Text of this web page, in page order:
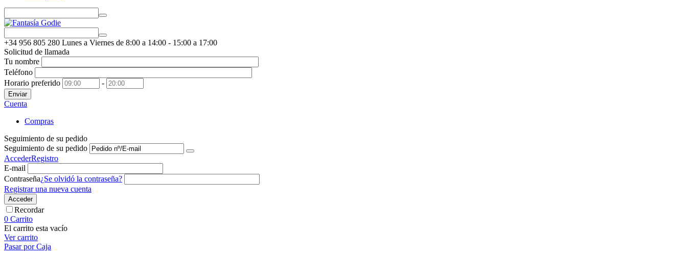
+34 956 805 280 Lunes a Viernes de 8:00 a 14:00 - 15:00 a 17:00
Solicitud de llamada
Tu nombre
Teléfono
Horario preferido
-
Enviar
Cuenta
Compras
Seguimiento de su pedido
Seguimiento de su pedido
AccederRegistro
E-mail
Contraseña¿Se olvidó la contraseña?
Registrar una nueva cuenta
Acceder
Recordar
0 Carrito
El carrito esta vacío
Ver carrito
Pasar por Caja